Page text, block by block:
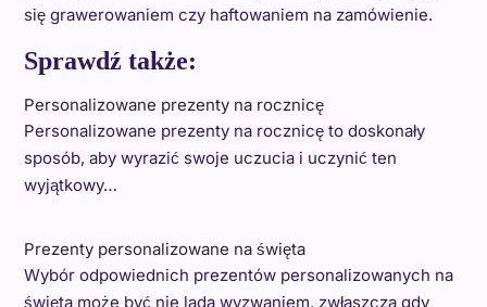
się grawerowaniem czy haftowaniem na zamówienie.
Sprawdź także:
Personalizowane prezenty na rocznicę
Personalizowane prezenty na rocznicę to doskonały
sposób, aby wyrazić swoje uczucia i uczynić ten
wyjątkowy…
Prezenty personalizowane na święta
Wybór odpowiednich prezentów personalizowanych na
święta może być nie lada wyzwaniem, zwłaszcza gdy